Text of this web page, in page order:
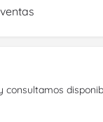
consultamos